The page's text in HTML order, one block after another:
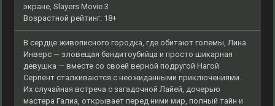
экране, Slayers Movie 3
Возрастной рейтинг: 18+
В сердце живописного городка, где обитают големы, Лина
Инверс — зловещая бандитоубийца и просто шикарная
девушка — вместе со своей верной подругой Нагой
Серпент сталкиваются с неожиданными приключениями.
Их случайная встреча с загадочной Лайей, дочерью
мастера Галиа, открывает перед ними мир, полный тайн и